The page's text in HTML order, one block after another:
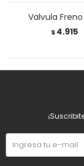
Valvula
$ 4.915